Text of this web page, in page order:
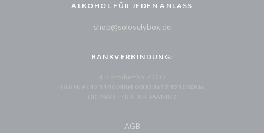
ALKOHOL FÜR JEDEN ANLASS
shop@solovelybox.de
BANKVERBINDUNG:
SLB Product Sp. Z O.O.
IBAN: PL42 1140 2004 0000 3612 1210 8306
BIC/SWIFT: BREXPLPWMBK
AGB